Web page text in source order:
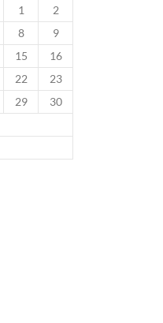
1
2
8
9
15
16
22
23
29
30